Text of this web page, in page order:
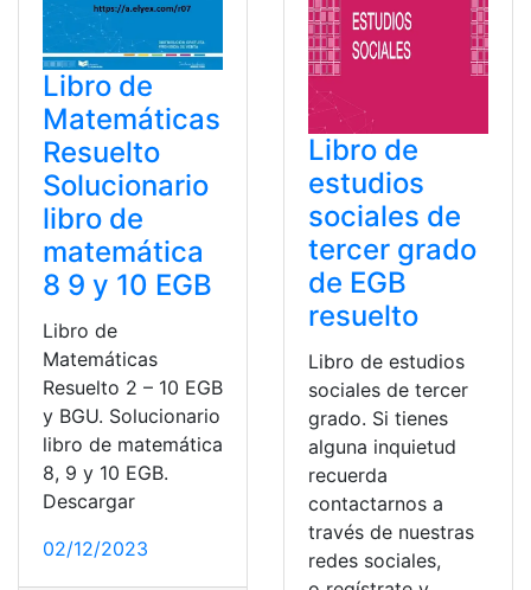
Libro de
Matemáticas
Resuelto
Solucionario
libro de
matemática
8 9 y 10 EGB
Libro de
Matemáticas
Resuelto 2 – 10 EGB
y BGU. Solucionario
libro de matemática
8, 9 y 10 EGB.
Descargar
02/12/2023
Libro de
estudios
sociales de
tercer grado
de EGB
resuelto
Libro de estudios
sociales de tercer
grado. Si tienes
alguna inquietud
recuerda
contactarnos a
través de nuestras
redes sociales,